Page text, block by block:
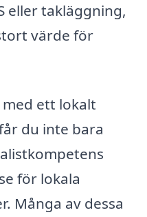
eller takläggning,
värde för
ett lokalt
du inte bara
för lokala
Många av dessa